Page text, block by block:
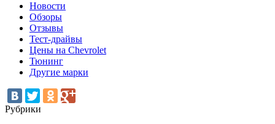
Новости
Обзоры
Отзывы
Тест-драйвы
Цены на Chevrolet
Тюнинг
Другие марки
Рубрики